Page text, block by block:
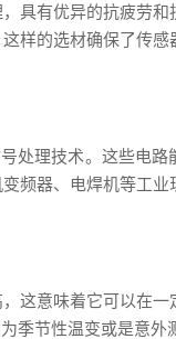
具有优异的抗疲劳
样的选材确保了传
处理技术。这些电
频器、电焊机等工
这意味着它可以在
节性温变或是意外